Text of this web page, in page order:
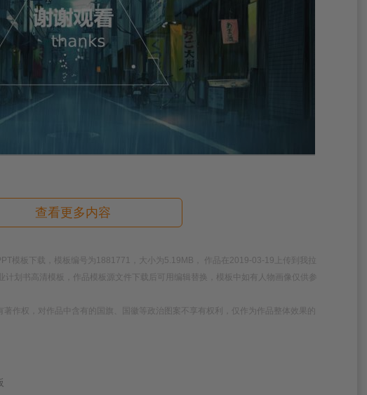
查看更多内容
模板下载，模板编号为1881771，大小为5.19MB， 作品在2019-03-19上传到我拉
计划书高清模板，作品模板源文件下载后可用编辑替换，模板中如有人物画像仅供参
著作权，对作品中含有的国旗、国徽等政治图案不享有权利，仅作为作品整体效果的